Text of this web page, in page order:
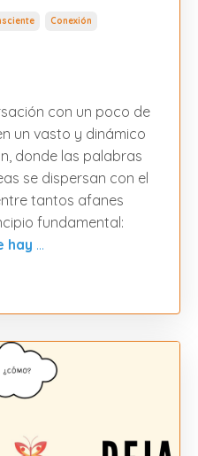
Conexión
con un poco de
un vasto y dinámico
donde las palabras
se dispersan con el
tantos afanes
fundamental:
hay ...